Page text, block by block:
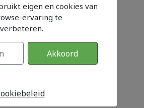
is ca
ligt in een
9000 m². Er
164
eigen en cookies van
ervaring te
Akkoord